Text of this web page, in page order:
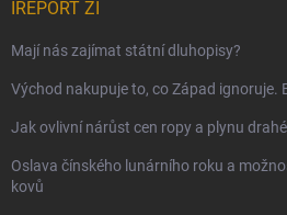
IREPORT ZI
Mají nás zajímat státní dluhopisy?
Východ nakupuje to, co Západ ignoruje.
Jak ovlivní nárůst cen ropy a plynu
Oslava čínského lunárního roku a
kovů